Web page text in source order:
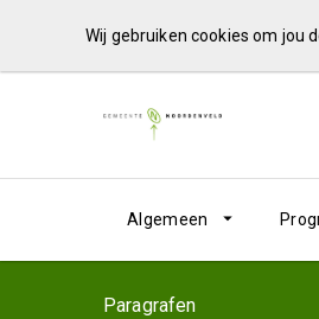
Wij gebruiken cookies om jou
Algemeen
Paragrafen